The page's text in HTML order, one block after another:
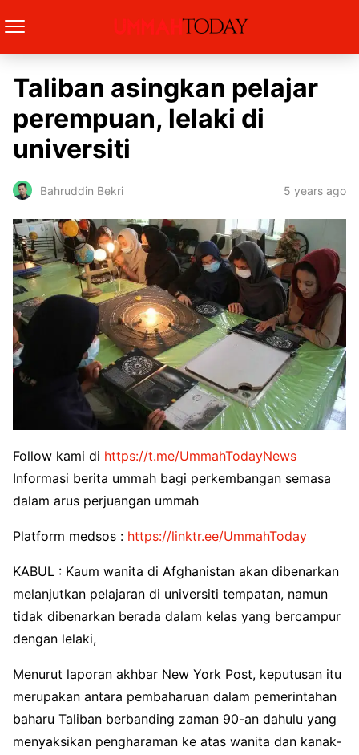
Taliban asingkan pelajar
perempuan, lelaki di
universiti
Bahruddin Bekri 5 years ago
Follow kami di https://t.me/UmmahTodayNews
Informasi berita ummah bagi perkembangan semasa
dalam arus perjuangan ummah
Platform medsos : https://linktr.ee/UmmahToday
KABUL : Kaum wanita di Afghanistan akan dibenarkan
melanjutkan pelajaran di universiti tempatan, namun
tidak dibenarkan berada dalam kelas yang bercampur
dengan lelaki,
Menurut laporan akhbar New York Post, keputusan itu
merupakan antara pembaharuan dalam pemerintahan
baharu Taliban berbanding zaman 90-an dahulu yang
menyaksikan pengharaman ke atas wanita dan kanak-